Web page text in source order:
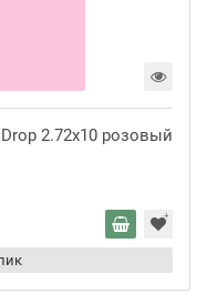
2.72x10 розовый